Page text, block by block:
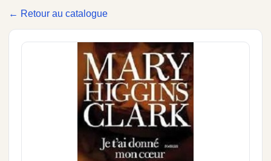
← Retour au catalogue